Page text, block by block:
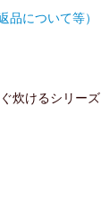
品について等）
炊けるシリーズ